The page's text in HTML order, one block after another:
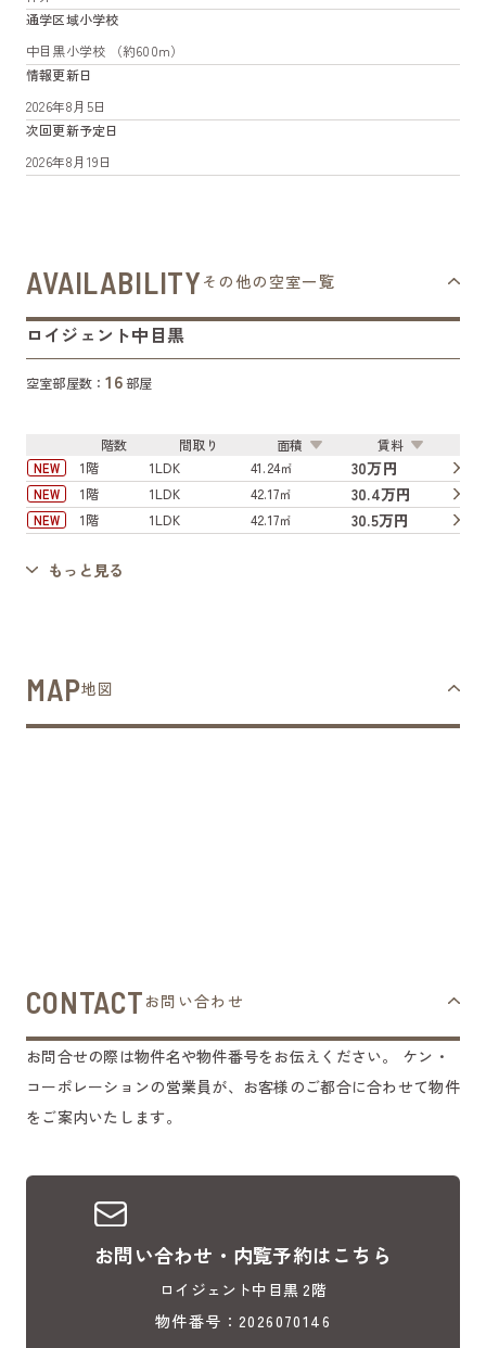
通学区域小学校
中目黒小学校 （約600m）
情報更新日
2026年8月5日
次回更新予定日
2026年8月19日
AVAILABILITY その他の空室一覧
ロイジェント中目黒
空室部屋数：16部屋
階数 間取り 面積 賃料
NEW 1階 1LDK 41.24㎡ 30万円
NEW 1階 1LDK 42.17㎡ 30.4万円
NEW 1階 1LDK 42.17㎡ 30.5万円
もっと見る
MAP地図
CONTACT お問い合わせ
お問合せの際は物件名や物件番号をお伝えください。
ケン・
コーポレーションの営業員が、お客様のご都合に合わせて物件
をご案内いたします。
お問い合わせ・内覧予約はこちら
ロイジェント中目黒 2階
物件番号：2026070146